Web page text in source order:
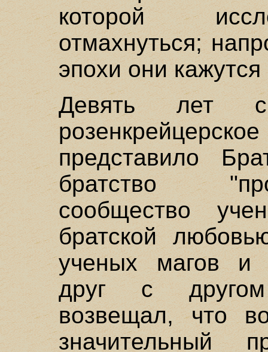
которой
отмахнуться;
эпохи они
Девять лет
представило
братство
сообщество
братской
ученых магов и
друг с
возвещал, что
значительный